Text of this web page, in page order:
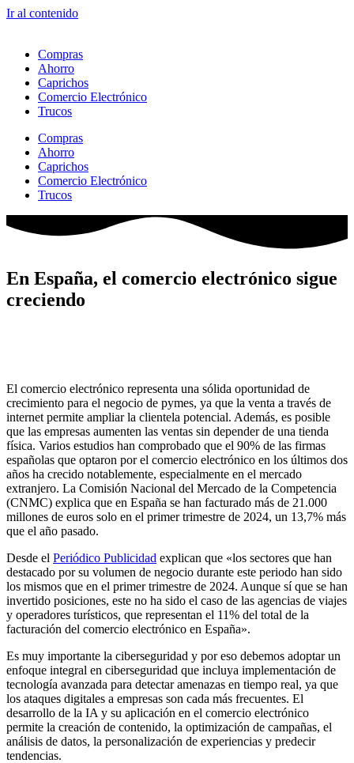
Ir al contenido
Compras
Ahorro
Caprichos
Comercio Electrónico
Trucos
Compras
Ahorro
Caprichos
Comercio Electrónico
Trucos
En España, el comercio electrónico sigue
creciendo
El comercio electrónico representa una sólida oportunidad de
crecimiento para el negocio de pymes, ya que la venta a través de
internet permite ampliar la clientela potencial. Además, es posible
que las empresas aumenten las ventas sin depender de una tienda
física. Varios estudios han comprobado que el 90% de las firmas
españolas que optaron por el comercio electrónico en los últimos dos
años ha crecido notablemente, especialmente en el mercado
extranjero. La Comisión Nacional del Mercado de la Competencia
(CNMC) explica que en España se han facturado más de 21.000
millones de euros solo en el primer trimestre de 2024, un 13,7% más
que el año pasado.
Desde el Periódico Publicidad explican que «los sectores que han
destacado por su volumen de negocio durante este periodo han sido
los mismos que en el primer trimestre de 2024. Aunque sí que se han
invertido posiciones, este no ha sido el caso de las agencias de viajes
y operadores turísticos, que representan el 11% del total de la
facturación del comercio electrónico en España».
Es muy importante la ciberseguridad y por eso debemos adoptar un
enfoque integral en ciberseguridad que incluya implementación de
tecnología avanzada para detectar amenazas en tiempo real, ya que
los ataques digitales a empresas son cada más frecuentes. El
desarrollo de la IA y su aplicación en el comercio electrónico
permite la creación de contenido, la optimización de campañas, el
análisis de datos, la personalización de experiencias y predecir
tendencias.